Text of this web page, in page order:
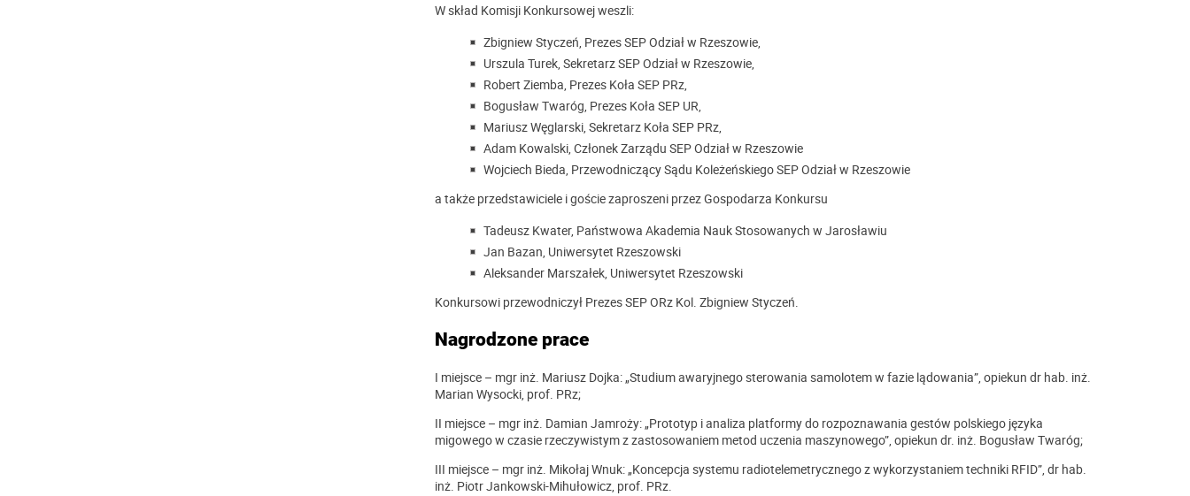
W skład Komisji Konkursowej weszli:
Zbigniew Styczeń, Prezes SEP Odział w Rzeszowie,
Urszula Turek, Sekretarz SEP Odział w Rzeszowie,
Robert Ziemba, Prezes Koła SEP PRz,
Bogusław Twaróg, Prezes Koła SEP UR,
Mariusz Węglarski, Sekretarz Koła SEP PRz,
Adam Kowalski, Członek Zarządu SEP Odział w Rzeszowie
Wojciech Bieda, Przewodniczący Sądu Koleżeńskiego SEP Odział w Rzeszowie
a także przedstawiciele i goście zaproszeni przez Gospodarza Konkursu
Tadeusz Kwater, Państwowa Akademia Nauk Stosowanych w Jarosławiu
Jan Bazan, Uniwersytet Rzeszowski
Aleksander Marszałek, Uniwersytet Rzeszowski
Konkursowi przewodniczył Prezes SEP ORz Kol. Zbigniew Styczeń.
Nagrodzone prace
I miejsce – mgr inż. Mariusz Dojka: „Studium awaryjnego sterowania samolotem w fazie lądowania”, opiekun dr hab. inż.
Marian Wysocki, prof. PRz;
II miejsce – mgr inż. Damian Jamroży: „Prototyp i analiza platformy do rozpoznawania gestów polskiego języka
migowego w czasie rzeczywistym z zastosowaniem metod uczenia maszynowego”, opiekun dr. inż. Bogusław Twaróg;
III miejsce – mgr inż. Mikołaj Wnuk: „Koncepcja systemu radiotelemetrycznego z wykorzystaniem techniki RFID”, dr hab.
inż. Piotr Jankowski-Mihułowicz, prof. PRz.